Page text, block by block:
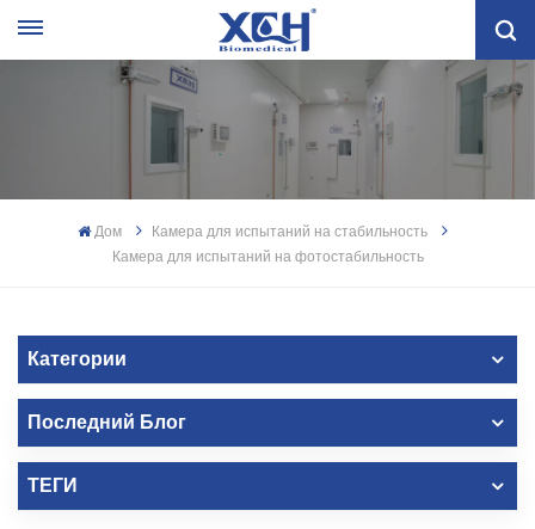
Дом
Камера для испытаний на стабильность
Камера для испытаний на фотостабильность
Категории
Последний Блог
ТЕГИ